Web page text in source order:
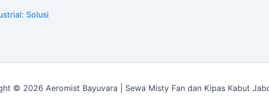
Solusi
© 2026 Aeromist Bayuvara | Sewa Misty Fan dan Kipas Kabut